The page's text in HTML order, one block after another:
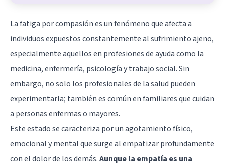
La fatiga por compasión es un fenómeno que afecta a
individuos expuestos constantemente al sufrimiento ajeno,
especialmente aquellos en profesiones de ayuda como la
medicina, enfermería, psicología y trabajo social. Sin
embargo, no solo los profesionales de la salud pueden
experimentarla; también es común en familiares que cuidan
a personas enfermas o mayores.
Este estado se caracteriza por un agotamiento físico,
emocional y mental que surge al empatizar profundamente
con el dolor de los demás.Aunque la empatía es una